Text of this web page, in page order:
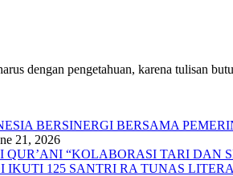
dengan pengetahuan, karena tulisan
BERSINERGI BERSAMA
21, 2026
“KOLABORASI TARI DAN
125 SANTRI RA TUNAS